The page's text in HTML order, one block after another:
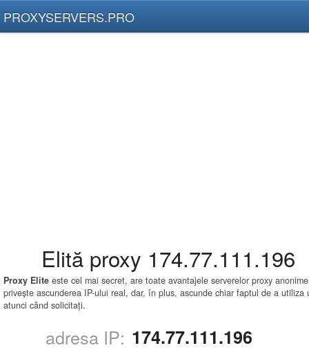
PROXYSERVERS.PRO
Elită proxy 174.77.111.196
Proxy Elite este cel mai secret, are toate avantajele serverelor proxy
privește ascunderea IP-ului real, dar, în plus, ascunde chiar faptul de a utiliza
atunci când solicitați.
adresa IP: 174.77.111.196